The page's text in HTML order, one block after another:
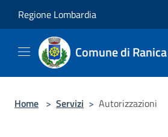
Regione Lombardia
Comune di Ranica
Home > Servizi > Autorizzazioni